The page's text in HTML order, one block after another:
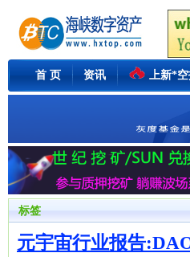
首 页 资讯 上新*
标签
元宇宙行业报告